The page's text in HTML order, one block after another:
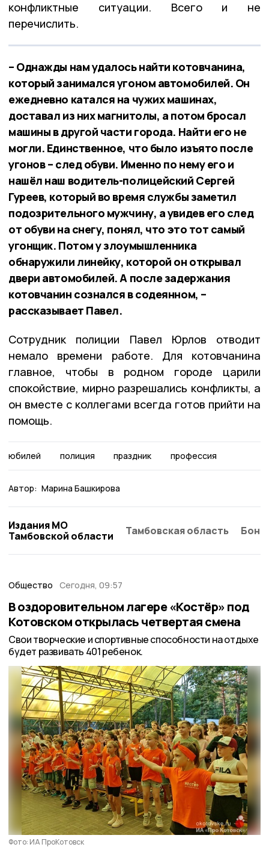
конфликтные ситуации. Всего и не
перечислить.
– Однажды нам удалось найти котовчанина,
который занимался угоном автомобилей. Он
ежедневно катался на чужих машинах,
доставал из них магнитолы, а потом бросал
машины в другой части города. Найти его не
могли. Единственное, что было изъято после
угонов – след обуви. Именно по нему его и
нашёл наш водитель-полицейский Сергей
Гуреев, который во время службы заметил
подозрительного мужчину, а увидев его след
от обуви на снегу, понял, что это тот самый
угонщик. Потом у злоумышленника
обнаружили линейку, которой он открывал
двери автомобилей. А после задержания
котовчанин сознался в содеянном, –
рассказывает Павел.
Сотрудник полиции Павел Юрлов отводит
немало времени работе. Для котовчанина
главное, чтобы в родном городе царили
спокойствие, мирно разрешались конфликты, а
он вместе с коллегами всегда готов прийти на
помощь.
юбилей полиция праздник профессия
Автор: Марина Башкирова
Издания МО
Тамбовской области
Тамбовская область
Общество Сегодня, 09:57
В оздоровительном лагере «Костёр» под
Котовском открылась четвертая смена
Свои творческие и спортивные способности на отдыхе
будет развивать 401 ребенок.
Фото: ИА ПроКотовск